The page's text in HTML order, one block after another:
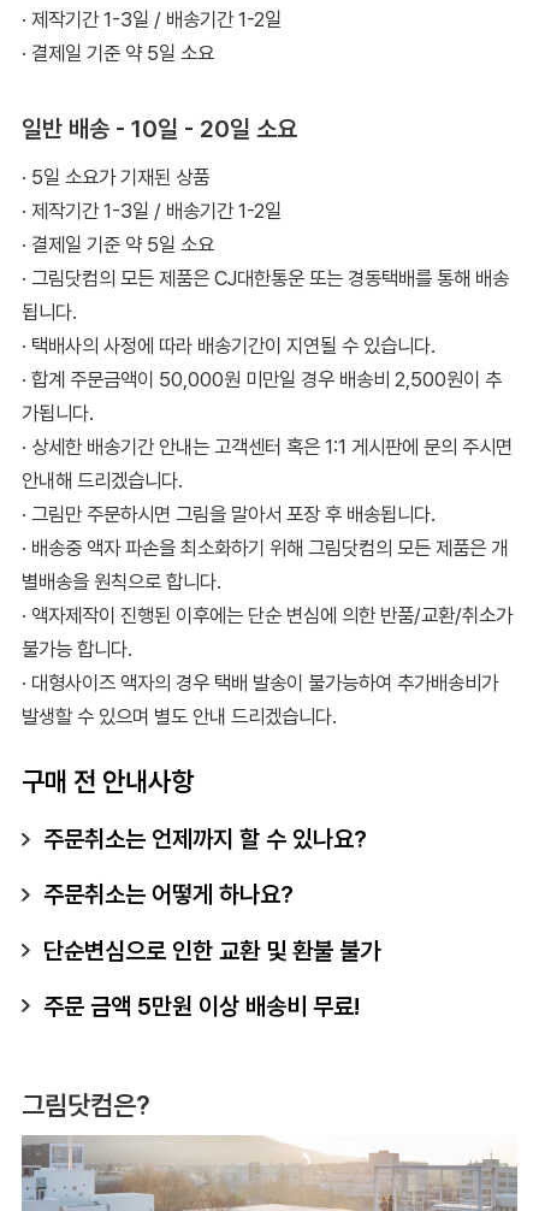
· 제작기간 1-3일 / 배송기간 1-2일
· 결제일 기준 약 5일 소요
일반 배송 - 10일 - 20일 소요
· 5일 소요가 기재된 상품
· 제작기간 1-3일 / 배송기간 1-2일
· 결제일 기준 약 5일 소요
· 그림닷컴의 모든 제품은 CJ대한통운 또는 경동택배를 통해 배송
됩니다.
· 택배사의 사정에 따라 배송기간이 지연될 수 있습니다.
· 합계 주문금액이 50,000원 미만일 경우 배송비 2,500원이 추
가됩니다.
· 상세한 배송기간 안내는 고객센터 혹은 1:1 게시판에 문의 주시면
안내해 드리겠습니다.
· 그림만 주문하시면 그림을 말아서 포장 후 배송됩니다.
· 배송중 액자 파손을 최소화하기 위해 그림닷컴의 모든 제품은 개
별배송을 원칙으로 합니다.
· 액자제작이 진행된 이후에는 단순 변심에 의한 반품/교환/취소가
불가능 합니다.
· 대형사이즈 액자의 경우 택배 발송이 불가능하여 추가배송비가
발생할 수 있으며 별도 안내 드리겠습니다.
구매 전 안내사항
주문취소는 언제까지 할 수 있나요?
주문취소는 어떻게 하나요?
단순변심으로 인한 교환 및 환불 불가
주문 금액 5만원 이상 배송비 무료!
그림닷컴은?